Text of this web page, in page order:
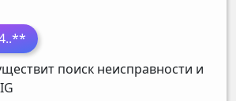
..**
поиск неисправности и